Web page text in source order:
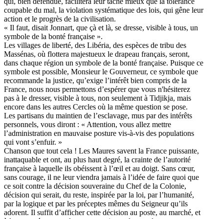
coupable du mal, la violation systématique des lois, qui gêne leur
action et le progrès de la civilisation.
« Il faut, disait Jonnart, que çà et là, se dresse, visible à tous, un
symbole de la bonté française ».
Les villages de liberté, des Libéria, des espèces de tribu des
Massénas, où flottera majestueux le drapeau français, seront,
dans chaque région un symbole de la bonté française. Puisque ce
symbole est possible, Monsieur le Gouverneur, ce symbole que
recommande la justice, qu’exige l’intérêt bien compris de la
France, nous nous permettons d’espérer que vous n'hésiterez
pas à le dresser, visible à tous, non seulement à Tidjikja, mais
encore dans les autres Cercles où la même question se pose.
Les partisans du maintien de l’esclavage, mus par des intérêts
personnels, vous diront : « Attention, vous allez mettre
l’administration en mauvaise posture vis-à-vis des populations
qui vont s’enfuir. »
Chanson que tout cela ! Les Maures savent la France puissante,
inattaquable et ont, au plus haut degré, la crainte de l’autorité
française à laquelle ils obéissent à l’œil et au doigt. Sans cœur,
sans courage, il ne leur viendra jamais à l’idée de faire quoi que
ce soit contre la décision souveraine du Chef de la Colonie,
décision qui serait, du reste, inspirée par la loi, par l’humanité,
par la logique et par les préceptes mêmes du Seigneur qu’ils
adorent. Il suffit d’afficher cette décision au poste, au marché, et